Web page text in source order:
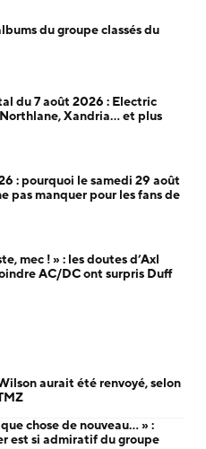
du groupe classés du
du 7 août 2026 : Electric
Xandria… et plus
: pourquoi le samedi 29 août
pas manquer pour les fans de
mec ! » : les doutes d’Axl
AC/DC ont surpris Duff
aurait été renvoyé, selon
chose de nouveau… » :
est si admiratif du groupe